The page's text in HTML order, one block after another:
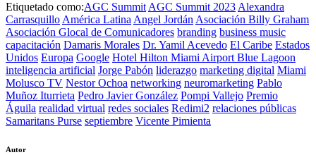
Etiquetado como:AGC SummitAGC Summit 2023Alexandra
CarrasquilloAmérica LatinaAngel JordánAsociación Billy Graham
Asociación Glocal de Comunicadores branding business music
capacitación Damaris Morales Dr. Yamil Acevedo El Caribe Estados
Unidos Europa Google Hotel Hilton Miami Airport Blue Lagoon
inteligencia artificial Jorge Pabón liderazgo marketing digital Miami
Molusco TV Nestor Ochoa networking neuromarketing Pablo
Muñoz Iturrieta Pedro Javier González Pompi Vallejo Premio
Águila realidad virtual redes sociales Redimi2 relaciones públicas
Samaritans Purse septiembre Vicente Pimienta
Autor